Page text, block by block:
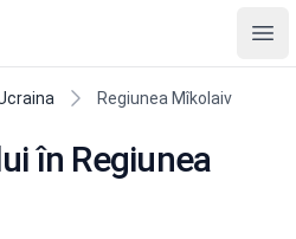
Regiunea Mîkolaiv
în Regiunea